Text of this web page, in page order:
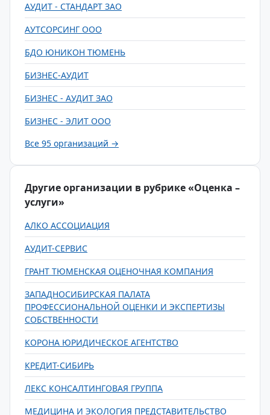
АУДИТ - СТАНДАРТ ЗАО
АУТСОРСИНГ ООО
БДО ЮНИКОН ТЮМЕНЬ
БИЗНЕС-АУДИТ
БИЗНЕС - АУДИТ ЗАО
БИЗНЕС - ЭЛИТ ООО
Все 95 организаций →
Другие организации в рубрике «Оценка –
услуги»
АЛКО АССОЦИАЦИЯ
АУДИТ-СЕРВИС
ГРАНТ ТЮМЕНСКАЯ ОЦЕНОЧНАЯ КОМПАНИЯ
ЗАПАДНОСИБИРСКАЯ ПАЛАТА
ПРОФЕССИОНАЛЬНОЙ ОЦЕНКИ И ЭКСПЕРТИЗЫ
СОБСТВЕННОСТИ
КОРОНА ЮРИДИЧЕСКОЕ АГЕНТСТВО
КРЕДИТ-СИБИРЬ
ЛЕКС КОНСАЛТИНГОВАЯ ГРУППА
МЕДИЦИНА И ЭКОЛОГИЯ ПРЕДСТАВИТЕЛЬСТВО